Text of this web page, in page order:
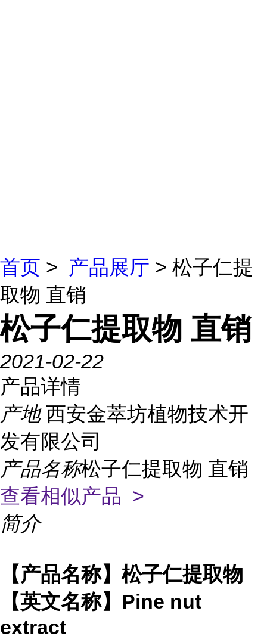
首页 > 产品展厅 > 松子仁提
取物 直销
松子仁提取物 直销
2021-02-22
产品详情
产地 西安金萃坊植物技术开
发有限公司
产品名称松子仁提取物 直销
查看相似产品 >
简介
【产品名称】松子仁提取物
【英文名称】Pine nut
extract